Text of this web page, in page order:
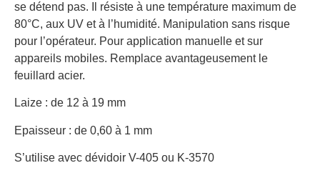
se détend pas. Il résiste à une température maximum de
80°C, aux UV et à l’humidité. Manipulation sans risque
pour l’opérateur. Pour application manuelle et sur
appareils mobiles. Remplace avantageusement le
feuillard acier.
Laize : de 12 à 19 mm
Epaisseur : de 0,60 à 1 mm
S’utilise avec dévidoir V-405 ou K-3570